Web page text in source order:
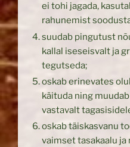
ei tohi jagada,
rahunemist
suudab pingutust
kallal iseseisvalt ja
tegutseda;
oskab erinevates
käituda ning
vastavalt
oskab täiskasvanu
vaimset tasakaalu